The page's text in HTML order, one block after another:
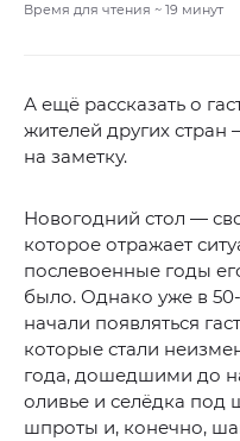
Время для чтения ~ 19 минут
А ещё рассказать о
жителей других стран
на заметку.
Новогодний стол —
которое отражает
послевоенные годы
было. Однако уже в
начали появляться
которые стали
года, дошедшими до
оливье и селёдка под
шпроты и, конечно,